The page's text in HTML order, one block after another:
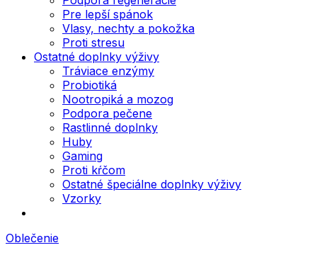
Pre lepší spánok
Vlasy, nechty a pokožka
Proti stresu
Ostatné doplnky výživy
Tráviace enzýmy
Probiotiká
Nootropiká a mozog
Podpora pečene
Rastlinné doplnky
Huby
Gaming
Proti kŕčom
Ostatné špeciálne doplnky výživy
Vzorky
Oblečenie